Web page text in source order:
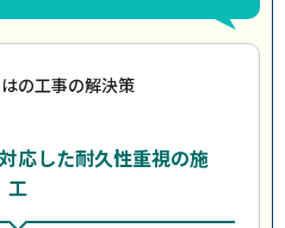
の工事の解決策
応した耐久性重視の施
工